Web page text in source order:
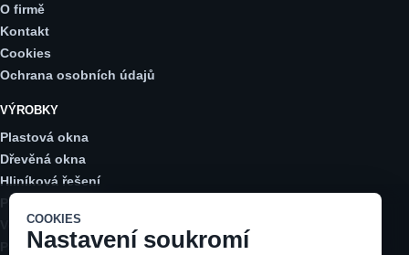
O firmě
Kontakt
Cookies
Ochrana osobních údajů
VÝROBKY
Plastová okna
Dřevěná okna
Hliníková řešení
Posuvné dveře
Vchodové dveře
Parapety a stínění
COOKIES
Nastavení soukromí